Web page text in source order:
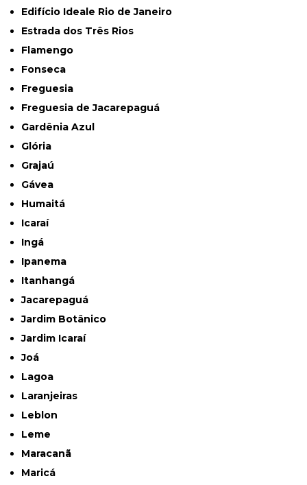
Edifício Ideale Rio de Janeiro
Estrada dos Três Rios
Flamengo
Fonseca
Freguesia
Freguesia de Jacarepaguá
Gardênia Azul
Glória
Grajaú
Gávea
Humaitá
Icaraí
Ingá
Ipanema
Itanhangá
Jacarepaguá
Jardim Botânico
Jardim Icaraí
Joá
Lagoa
Laranjeiras
Leblon
Leme
Maracanã
Maricá